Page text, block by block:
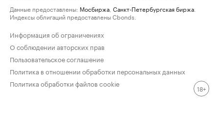
Данные предоставлены: Мосбиржа Санкт-Петербургская биржа
Индексы облигаций предоставлены Cbonds.
Информация об ограничениях
О соблюдении авторских прав
Пользовательское соглашение
Политика в отношении обработки персональных данных
Политика обработки файлов cookie
18+